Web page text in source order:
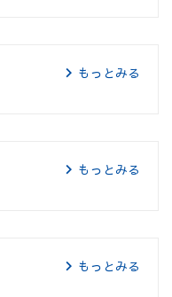
もっとみる
もっとみる
もっとみる